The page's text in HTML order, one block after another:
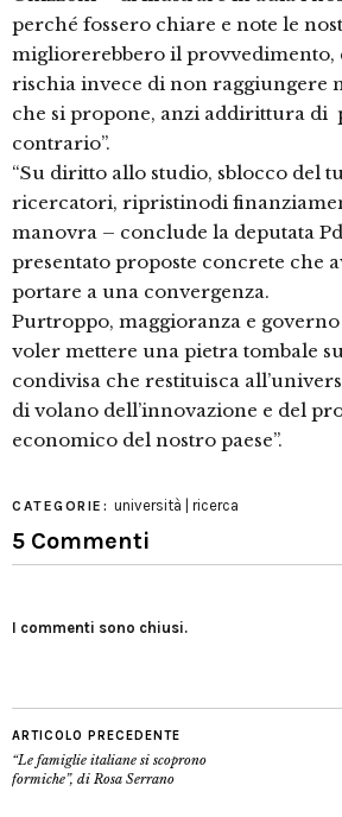
perché fossero chiare e note le
migliorerebbero il provvedimento,
rischia invece di non raggiungere
che si propone, anzi addirittura di
contrario”.
“Su diritto allo studio, sblocco del
ricercatori, ripristinodi
manovra – conclude la deputata
presentato proposte concrete che
portare a una convergenza.
Purtroppo, maggioranza e
voler mettere una pietra tombale
condivisa che restituisca
di volano dell’innovazione e del
economico del nostro paese”.
CATEGORIE: università | ricerca
5 Commenti
I commenti sono chiusi.
ARTICOLO PRECEDENTE
“Le famiglie italiane si scoprono
formiche”, di Rosa Serrano